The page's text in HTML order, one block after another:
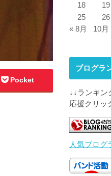
Pocket
18
19
25
26
« 8月
10月
ブログラ
↓↓ランキン
応援クリッ
人気ブログ